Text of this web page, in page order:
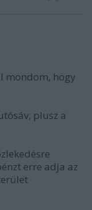
mondom, hogy
plusz a
erre adja az